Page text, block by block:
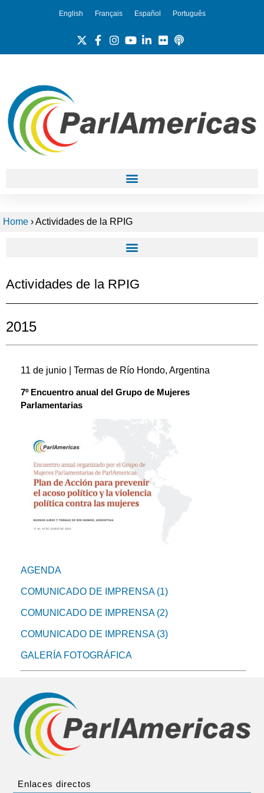
English Français Español Português
Home ›Actividades de la RPIG
Actividades de la RPIG
2015
11 de junio | Termas de Río Hondo, Argentina
7º Encuentro anual del Grupo de Mujeres
Parlamentarias
AGENDA
COMUNICADO DE IMPRENSA (1)
COMUNICADO DE IMPRENSA (2)
COMUNICADO DE IMPRENSA (3)
GALERÍA FOTOGRÁFICA
Enlaces directos